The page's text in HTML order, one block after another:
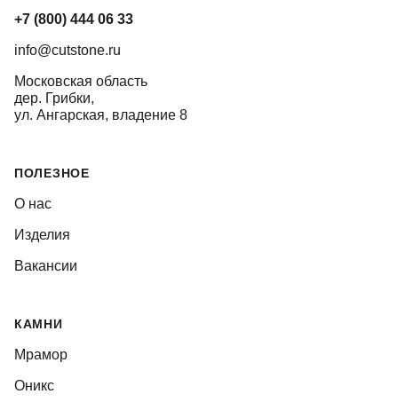
+7 (800) 444 06 33
info@cutstone.ru
Московская область
дер. Грибки,
ул. Ангарская, владение 8
ПОЛЕЗНОЕ
О нас
Изделия
Вакансии
КАМНИ
Мрамор
Оникс